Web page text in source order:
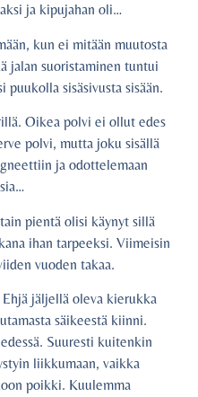
ja kipujahan oli…
kun ei mitään muutosta
jalan suoristaminen tuntui
sisäsivusta sisään.
Oikea polvi ei ollut edes
polvi, mutta joku sisällä
ja odottelemaan
pientä olisi käynyt sillä
ihan tarpeeksi. Viimeisin
vuoden takaa.
jäljellä oleva kierukka
säikeestä kiinni.
Suuresti kuitenkin
liikkumaan, vaikka
poikki. Kuulemma